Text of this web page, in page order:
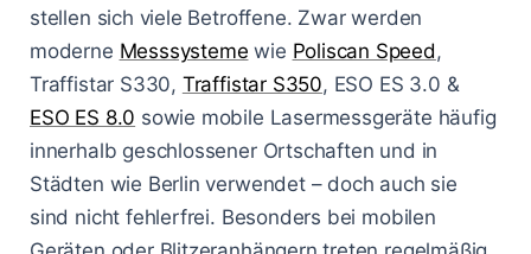
stellen sich viele Betroffene. Zwar werden
moderne Messsysteme wie Poliscan Speed,
Traffistar S330, Traffistar S350, ESO ES 3.0 &
ESO ES 8.0 sowie mobile Lasermessgeräte häufig
innerhalb geschlossener Ortschaften und in
Städten wie Berlin verwendet – doch auch sie
sind nicht fehlerfrei. Besonders bei mobilen